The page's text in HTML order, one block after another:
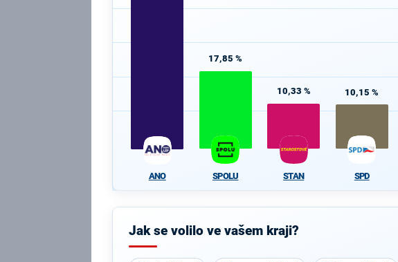
ANO
17,85 %
SPOLU
10,33 %
STAN
10,15 %
SPD
Jak se volilo ve vašem kraji?